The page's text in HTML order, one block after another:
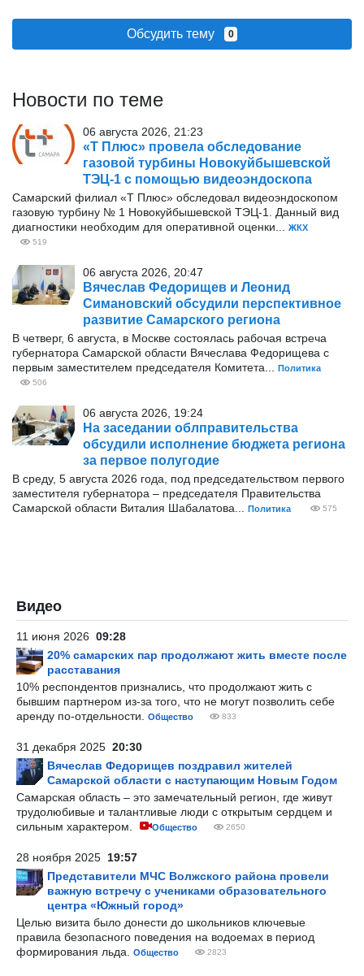
Обсудить тему 0
Новости по теме
06 августа 2026, 21:23
«Т Плюс» провела обследование
газовой турбины Новокуйбышевской
ТЭЦ-1 с помощью видеоэндоскопа
Самарский филиал «Т Плюс» обследовал видеоэндоскопом
газовую турбину № 1 Новокуйбышевской ТЭЦ-1. Данный вид
диагностики необходим для оперативной оценки...
ЖКХ
519
06 августа 2026, 20:47
Вячеслав Федорищев и Леонид
Симановский обсудили перспективное
развитие Самарского региона
В четверг, 6 августа, в Москве состоялась рабочая встреча
губернатора Самарской области Вячеслава Федорищева с
первым заместителем председателя Комитета...
Политика
506
06 августа 2026, 19:24
На заседании облправительства
обсудили исполнение бюджета региона
за первое полугодие
В среду, 5 августа 2026 года, под председательством первого
заместителя губернатора – председателя Правительства
Самарской области Виталия Шабалатова...
Политика 575
Видео
11 июня 2026 09:28
20% самарских пар продолжают жить вместе после
расставания
10% респондентов признались, что продолжают жить с
бывшим партнером из-за того, что не могут позволить себе
аренду по-отдельности.
Общество 833
31 декабря 2025 20:30
Вячеслав Федорищев поздравил жителей
Самарской области с наступающим Новым Годом
Самарская область – это замечательный регион, где живут
трудолюбивые и талантливые люди с открытым сердцем и
сильным характером.
Общество 2650
28 ноября 2025 19:57
Представители МЧС Волжского района провели
важную встречу с учениками образовательного
центра «Южный город»
Целью визита было донести до школьников ключевые
правила безопасного поведения на водоемах в период
формирования льда.
Общество 2823